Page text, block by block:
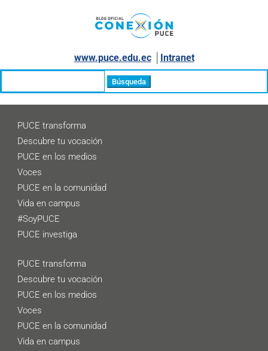
www.puce.edu.ec│ Intranet
PUCE transforma
Descubre tu vocación
PUCE en los medios
Voces
PUCE en la comunidad
Vida en campus
#SoyPUCE
PUCE investiga
PUCE transforma
Descubre tu vocación
PUCE en los medios
Voces
PUCE en la comunidad
Vida en campus